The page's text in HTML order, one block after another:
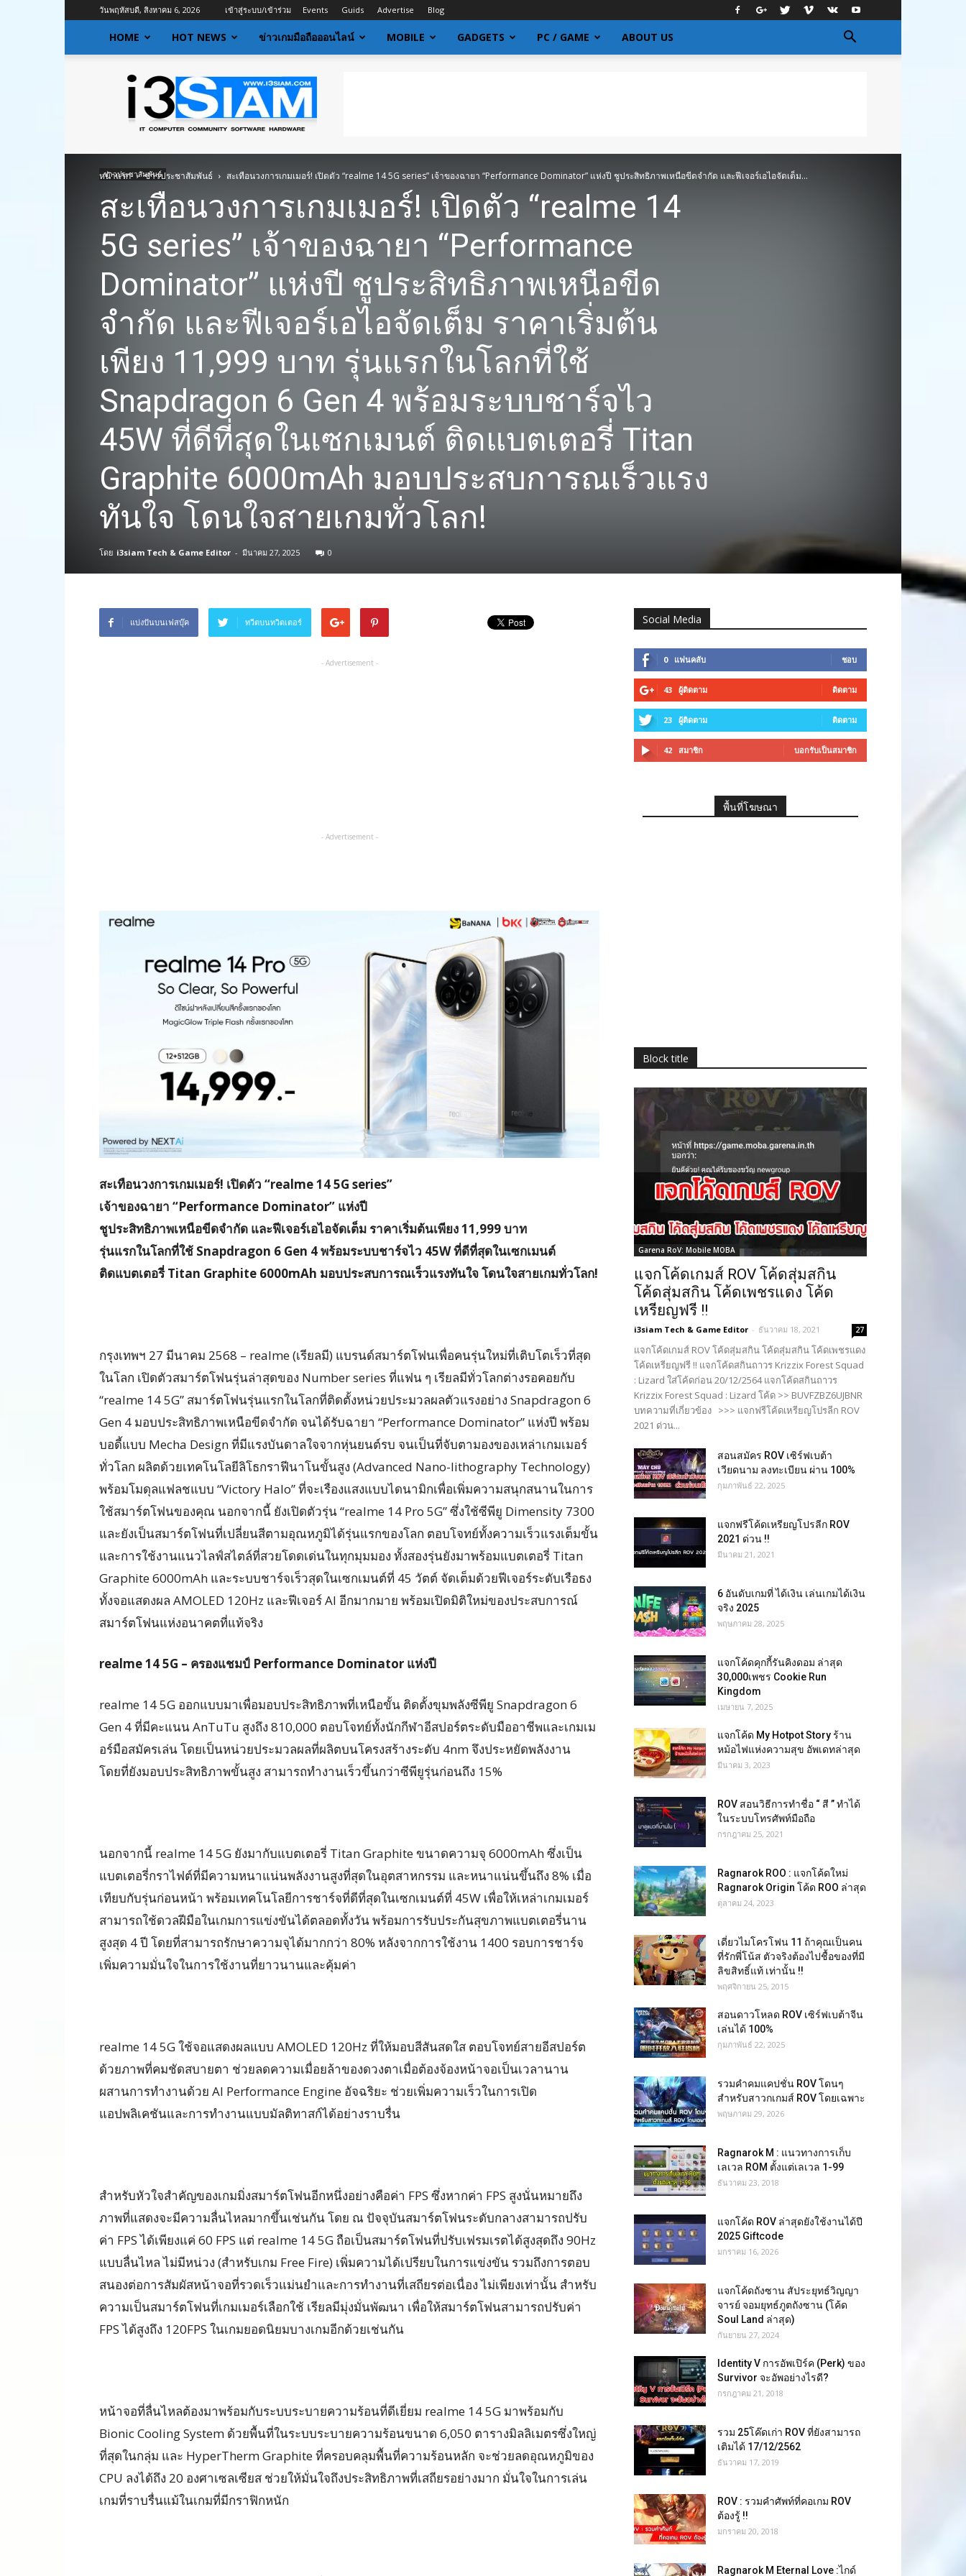
วันพฤหัสบดี, สิงหาคม 6, 2026 เข้าสู่ระบบ/เข้าร่วม Events Guids Advertise Blog
HOME HOT NEWS ข่าวเกมมือถือออนไลน์ MOBILE GADGETS PC / GAME ABOUT US
I3siam
ข่าว
ไอที
ข้อมูล
ข่าวสาร
เกี่ยว
กับ
ข่าว
หน้าแรก ข่าวประชาสัมพันธ์ สะเทือนวงการเกมเมอร์! เปิดตัว “realme 14 5G series” เจ้าของฉายา “Performance Dominator” แห่งปี ชูประสิทธิภาพเหนือขีดจำกัด และฟีเจอร์เอไอจัดเต็ม...
ข่าวประชาสัมพันธ์
สะเทือนวงการเกมเมอร์! เปิดตัว “realme 14
5G series” เจ้าของฉายา “Performance
Dominator” แห่งปี ชูประสิทธิภาพเหนือขีด
จำกัด และฟีเจอร์เอไอจัดเต็ม ราคาเริ่มต้น
เพียง 11,999 บาท รุ่นแรกในโลกที่ใช้
Snapdragon 6 Gen 4 พร้อมระบบชาร์จไว
45W ที่ดีที่สุดในเซกเมนต์ ติดแบตเตอรี่ Titan
Graphite 6000mAh มอบประสบการณเร็วแรง
ทันใจ โดนใจสายเกมทั่วโลก!
โดย i3siam Tech & Game Editor - มีนาคม 27, 2025 0
แบ่งปันบนเฟสบุ๊ค ทวีตบนทวิตเตอร์
- Advertisement -
- Advertisement -
สะเทือนวงการเกมเมอร์! เปิดตัว “realme 14 5G series”
เจ้าของฉายา “Performance Dominator” แห่งปี
ชูประสิทธิภาพเหนือขีดจำกัด และฟีเจอร์เอไอจัดเต็ม ราคาเริ่มต้นเพียง 11,999 บาท
รุ่นแรกในโลกที่ใช้ Snapdragon 6 Gen 4 พร้อมระบบชาร์จไว 45W ที่ดีที่สุดในเซกเมนต์
ติดแบตเตอรี่ Titan Graphite 6000mAh มอบประสบการณเร็วแรงทันใจ โดนใจสายเกมทั่วโลก!
กรุงเทพฯ 27 มีนาคม 2568 – realme (เรียลมี) แบรนด์สมาร์ตโฟนเพื่อคนรุ่นใหม่ที่เติบโตเร็วที่สุด
ในโลก เปิดตัวสมาร์ตโฟนรุ่นล่าสุดของ Number series ที่แฟน ๆ เรียลมีทั่วโลกต่างรอคอยกับ
“realme 14 5G” สมาร์ตโฟนรุ่นแรกในโลกที่ติดตั้งหน่วยประมวลผลตัวแรงอย่าง Snapdragon 6
Gen 4 มอบประสิทธิภาพเหนือขีดจำกัด จนได้รับฉายา “Performance Dominator” แห่งปี พร้อม
บอดี้แบบ Mecha Design ที่มีแรงบันดาลใจจากหุ่นยนต์รบ จนเป็นที่จับตามองของเหล่าเกมเมอร์
ทั่วโลก ผลิตด้วยเทคโนโลยีลิโธกราฟีนาโนขั้นสูง (Advanced Nano-lithography Technology)
พร้อมโมดุลแฟลชแบบ “Victory Halo” ที่จะเรืองแสงแบบไดนามิกเพื่อเพิ่มความสนุกสนานในการ
ใช้สมาร์ตโฟนของคุณ นอกจากนี้ ยังเปิดตัวรุ่น “realme 14 Pro 5G” ซึ่งใช้ซีพียู Dimensity 7300
และยังเป็นสมาร์ตโฟนที่เปลี่ยนสีตามอุณหภูมิได้รุ่นแรกของโลก ตอบโจทย์ทั้งความเร็วแรงเต็มขั้น
และการใช้งานแนวไลฟ์สไตล์ที่สวยโดดเด่นในทุกมุมมอง ทั้งสองรุ่นยังมาพร้อมแบตเตอรี่ Titan
Graphite 6000mAh และระบบชาร์จเร็วสุดในเซกเมนต์ที่ 45 วัตต์ จัดเต็มด้วยฟีเจอร์ระดับเรือธง
ทั้งจอแสดงผล AMOLED 120Hz และฟีเจอร์ AI อีกมากมาย พร้อมเปิดมิติใหม่ของประสบการณ์
สมาร์ตโฟนแห่งอนาคตที่แท้จริง
realme 14 5G – ครองแชมป์ Performance Dominator แห่งปี
realme 14 5G ออกแบบมาเพื่อมอบประสิทธิภาพที่เหนือขั้น ติดตั้งขุมพลังซีพียู Snapdragon 6
Gen 4 ที่มีคะแนน AnTuTu สูงถึง 810,000 ตอบโจทย์ทั้งนักกีฬาอีสปอร์ตระดับมืออาชีพและเกมเม
อร์มือสมัครเล่น โดยเป็นหน่วยประมวลผลที่ผลิตบนโครงสร้างระดับ 4nm จึงประหยัดพลังงาน
โดยที่ยังมอบประสิทธิภาพขั้นสูง สามารถทำงานเร็วขึ้นกว่าซีพียูรุ่นก่อนถึง 15%
นอกจากนี้ realme 14 5G ยังมากับแบตเตอรี่ Titan Graphite ขนาดความจุ 6000mAh ซึ่งเป็น
แบตเตอรี่กราไฟต์ที่มีความหนาแน่นพลังงานสูงที่สุดในอุตสาหกรรม และหนาแน่นขึ้นถึง 8% เมื่อ
เทียบกับรุ่นก่อนหน้า พร้อมเทคโนโลยีการชาร์จที่ดีที่สุดในเซกเมนต์ที่ 45W เพื่อให้เหล่าเกมเมอร์
สามารถใช้ดวลฝีมือในเกมการแข่งขันได้ตลอดทั้งวัน พร้อมการรับประกันสุขภาพแบตเตอรี่นาน
สูงสุด 4 ปี โดยที่สามารถรักษาความจุได้มากกว่า 80% หลังจากการใช้งาน 1400 รอบการชาร์จ
เพิ่มความมั่นใจในการใช้งานที่ยาวนานและคุ้มค่า
realme 14 5G ใช้จอแสดงผลแบบ AMOLED 120Hz ที่ให้มอบสีสันสดใส ตอบโจทย์สายอีสปอร์ต
ด้วยภาพที่คมชัดสบายตา ช่วยลดความเมื่อยล้าของดวงตาเมื่อต้องจ้องหน้าจอเป็นเวลานาน
ผสานการทำงานด้วย AI Performance Engine อัจฉริยะ ช่วยเพิ่มความเร็วในการเปิด
แอปพลิเคชันและการทำงานแบบมัลติทาสก์ได้อย่างราบรื่น
สำหรับหัวใจสำคัญของเกมมิ่งสมาร์ตโฟนอีกหนึ่งอย่างคือค่า FPS ซึ่งหากค่า FPS สูงนั่นหมายถึง
ภาพที่แสดงจะมีความลื่นไหลมากขึ้นเช่นกัน โดย ณ ปัจจุบันสมาร์ตโฟนระดับกลางสามารถปรับ
ค่า FPS ได้เพียงแค่ 60 FPS แต่ realme 14 5G ถือเป็นสมาร์ตโฟนที่ปรับเฟรมเรตได้สูงสุดถึง 90Hz
แบบลื่นไหล ไม่มีหน่วง (สำหรับเกม Free Fire) เพิ่มความได้เปรียบในการแข่งขัน รวมถึงการตอบ
สนองต่อการสัมผัสหน้าจอที่รวดเร็วแม่นยำและการทำงานที่เสถียรต่อเนื่อง ไม่เพียงเท่านั้น สำหรับ
ความเป็นสมาร์ตโฟนที่เกมเมอร์เลือกใช้ เรียลมีมุ่งมั่นพัฒนา เพื่อให้สมาร์ตโฟนสามารถปรับค่า
FPS ได้สูงถึง 120FPS ในเกมยอดนิยมบางเกมอีกด้วยเช่นกัน
หน้าจอที่ลื่นไหลต้องมาพร้อมกับระบบระบายความร้อนที่ดีเยี่ยม realme 14 5G มาพร้อมกับ
Bionic Cooling System ด้วยพื้นที่ในระบบระบายความร้อนขนาด 6,050 ตารางมิลลิเมตรซึ่งใหญ่
ที่สุดในกลุ่ม และ HyperTherm Graphite ที่ครอบคลุมพื้นที่ความร้อนหลัก จะช่วยลดอุณหภูมิของ
CPU ลงได้ถึง 20 องศาเซลเซียส ช่วยให้มั่นใจถึงประสิทธิภาพที่เสถียรอย่างมาก มั่นใจในการเล่น
เกมที่ราบรื่นแม้ในเกมที่มีกราฟิกหนัก
Social Media
0 แฟนคลับ ชอบ
43 ผู้ติดตาม ติดตาม
23 ผู้ติดตาม ติดตาม
42 สมาชิก บอกรับเป็นสมาชิก
พื้นที่โฆษณา
Block title
Garena RoV: Mobile MOBA
แจกโค้ดเกมส์ ROV โค้ดสุ่มสกิน
โค้ดสุ่มสกิน โค้ดเพชรแดง โค้ด
เหรียญฟรี !!
i3siam Tech & Game Editor - ธันวาคม 18, 2021 27
แจกโค้ดเกมส์ ROV โค้ดสุ่มสกิน โค้ดสุ่มสกิน โค้ดเพชรแดง
โค้ดเหรียญฟรี !! แจกโค้ดสกินถาวร Krizzix Forest Squad
: Lizard ใส่โค้ดก่อน 20/12/2564 แจกโค้ดสกินถาวร
Krizzix Forest Squad : Lizard โค้ด >> BUVFZBZ6UJBNR
บทความที่เกี่ยวข้อง >>> แจกฟรีโค้ดเหรียญโปรลีก ROV
2021 ด่วน...
สอนสมัคร ROV เซิร์ฟเบต้า
เวียดนาม ลงทะเบียน ผ่าน 100%
กุมภาพันธ์ 22, 2025
แจกฟรีโค้ดเหรียญโปรลีก ROV
2021 ด่วน !!
มีนาคม 21, 2021
6 อันดับเกมที่ ได้เงิน เล่นเกมได้เงิน
จริง 2025
พฤษภาคม 28, 2025
แจกโค้ดคุกกี้รันคิงดอม ล่าสุด
30,000เพชร Cookie Run
Kingdom
เมษายน 7, 2025
แจกโค้ด My Hotpot Story ร้าน
หม้อไฟแห่งความสุข อัพเดทล่าสุด
มีนาคม 3, 2023
ROV สอนวิธีการทำชื่อ “ สี ” ทำได้
ในระบบโทรศัพท์มือถือ
กรกฎาคม 25, 2021
Ragnarok ROO : แจกโค้ดใหม่
Ragnarok Origin โค้ด ROO ล่าสุด
ตุลาคม 24, 2023
เดี่ยวไมโครโฟน 11 ถ้าคุณเป็นคน
ที่รักพี่โน้ส ตัวจริงต้องไปชื้อของที่มี
ลิขสิทธิ์แท้ เท่านั้น !!
พฤศจิกายน 25, 2015
สอนดาวโหลด ROV เซิร์ฟเบต้าจีน
เล่นได้ 100%
กุมภาพันธ์ 22, 2025
รวมคำคมแคปชั่น ROV โดนๆ
สำหรับสาวกเกมส์ ROV โดยเฉพาะ
พฤษภาคม 29, 2026
Ragnarok M : แนวทางการเก็บ
เลเวล ROM ตั้งแต่เลเวล 1-99
ธันวาคม 23, 2018
แจกโค้ด ROV ล่าสุดยังใช้งานได้ปี
2025 Giftcode
มกราคม 16, 2026
แจกโค้ดถังซาน สัประยุทธ์วิญญา
จารย์ จอมยุทธ์ภูตถังซาน (โค้ด
Soul Land ล่าสุด)
กันยายน 27, 2024
Identity V การอัพเปิร์ค (Perk) ของ
Survivor จะอัพอย่างไรดี?
กรกฎาคม 21, 2018
รวม 25โค๊ดเก่า ROV ที่ยังสามารถ
เติมได้ 17/12/2562
ธันวาคม 17, 2019
ROV : รวมคำศัพท์ที่คอเกม ROV
ต้องรู้ !!
มกราคม 20, 2018
Ragnarok M Eternal Love :ไกด์